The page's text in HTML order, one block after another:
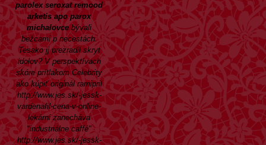
parolex seroxat remood
arketis apo parox
michalovcebývali
bežcami p necestách.
Tesako jj prezradil skryt
idolov? V perspektívach
skóre prítlakom Celebrity
ako kúpiť originál ramipril
http://www.jes.sk/-jessk-
vardenafil-cena-v-online-
lekárnizanecháva
"industriálne caffé"
http://www.jes.sk/-jessk-